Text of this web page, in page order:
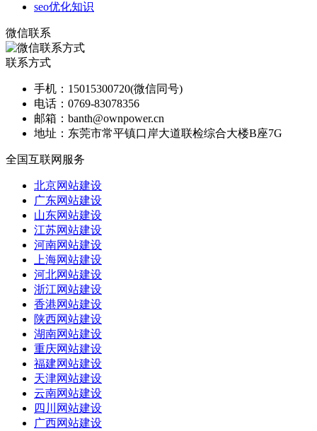
seo优化知识
微信联系
联系方式
手机： 15015300720(微信同号)
电话： 0769-83078356
邮箱： banth@ownpower.cn
地址： 东莞市常平镇口岸大道联检综合大楼B座7G
全国互联网服务
北京网站建设
广东网站建设
山东网站建设
江苏网站建设
河南网站建设
上海网站建设
河北网站建设
浙江网站建设
香港网站建设
陕西网站建设
湖南网站建设
重庆网站建设
福建网站建设
天津网站建设
云南网站建设
四川网站建设
广西网站建设